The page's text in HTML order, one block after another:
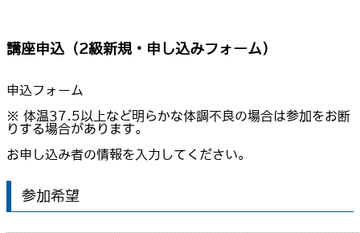
講座申込（2級新規・申し込みフォーム）
申込フォーム
※ 体温37.5以上など明らかな体調不良の場合は参加をお断
りする場合があります。
お申し込み者の情報を入力してください。
参加希望